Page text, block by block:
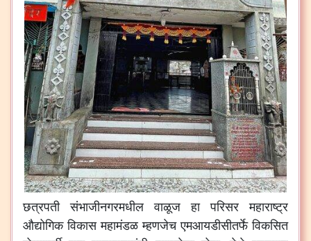
छत्रपती संभाजीनगरमधील वाळूज हा परिसर
महाराष्ट्र
औद्योगिक विकास महामंडळ म्हणजेच एमआयडीसीतर्फे विकसित